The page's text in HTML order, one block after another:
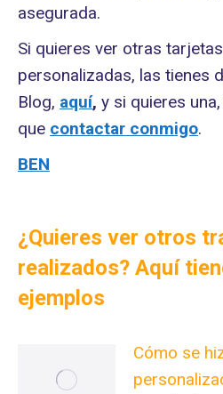
asegurada.
Si quieres ver otras
personalizadas, las tienes
Blog, aquí, y si quieres
que contactar conmigo.
BEN
¿Quieres ver otros
realizados? Aquí
ejemplos
Cómo se